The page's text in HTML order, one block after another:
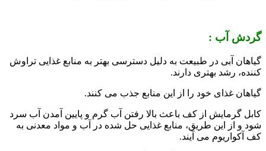
گردش آب :
گیاهان آبی در طبیعت به دلیل دسترسی بهتر به منابع غذایی تراوش
کننده، رشد بهتری دارند.
گیاهان غذای خود را از این منابع جذب می کنند.
کابل گرمایش از کف باعث بالا رفتن آب گرم و پایین آمدن آب سرد
شود و از این طریق، منابع غذایی حل شده در آب و مواد معدنی به
کف آکواریوم می آیند.